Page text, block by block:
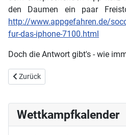
den Daumen ein paar
http://www.appgefahren.de/
fur-das-iphone-7100.html
Doch die Antwort gibt's - wie
Vorheriger Beitrag: Rocket ballert
Zurück
Wettkampfkalender